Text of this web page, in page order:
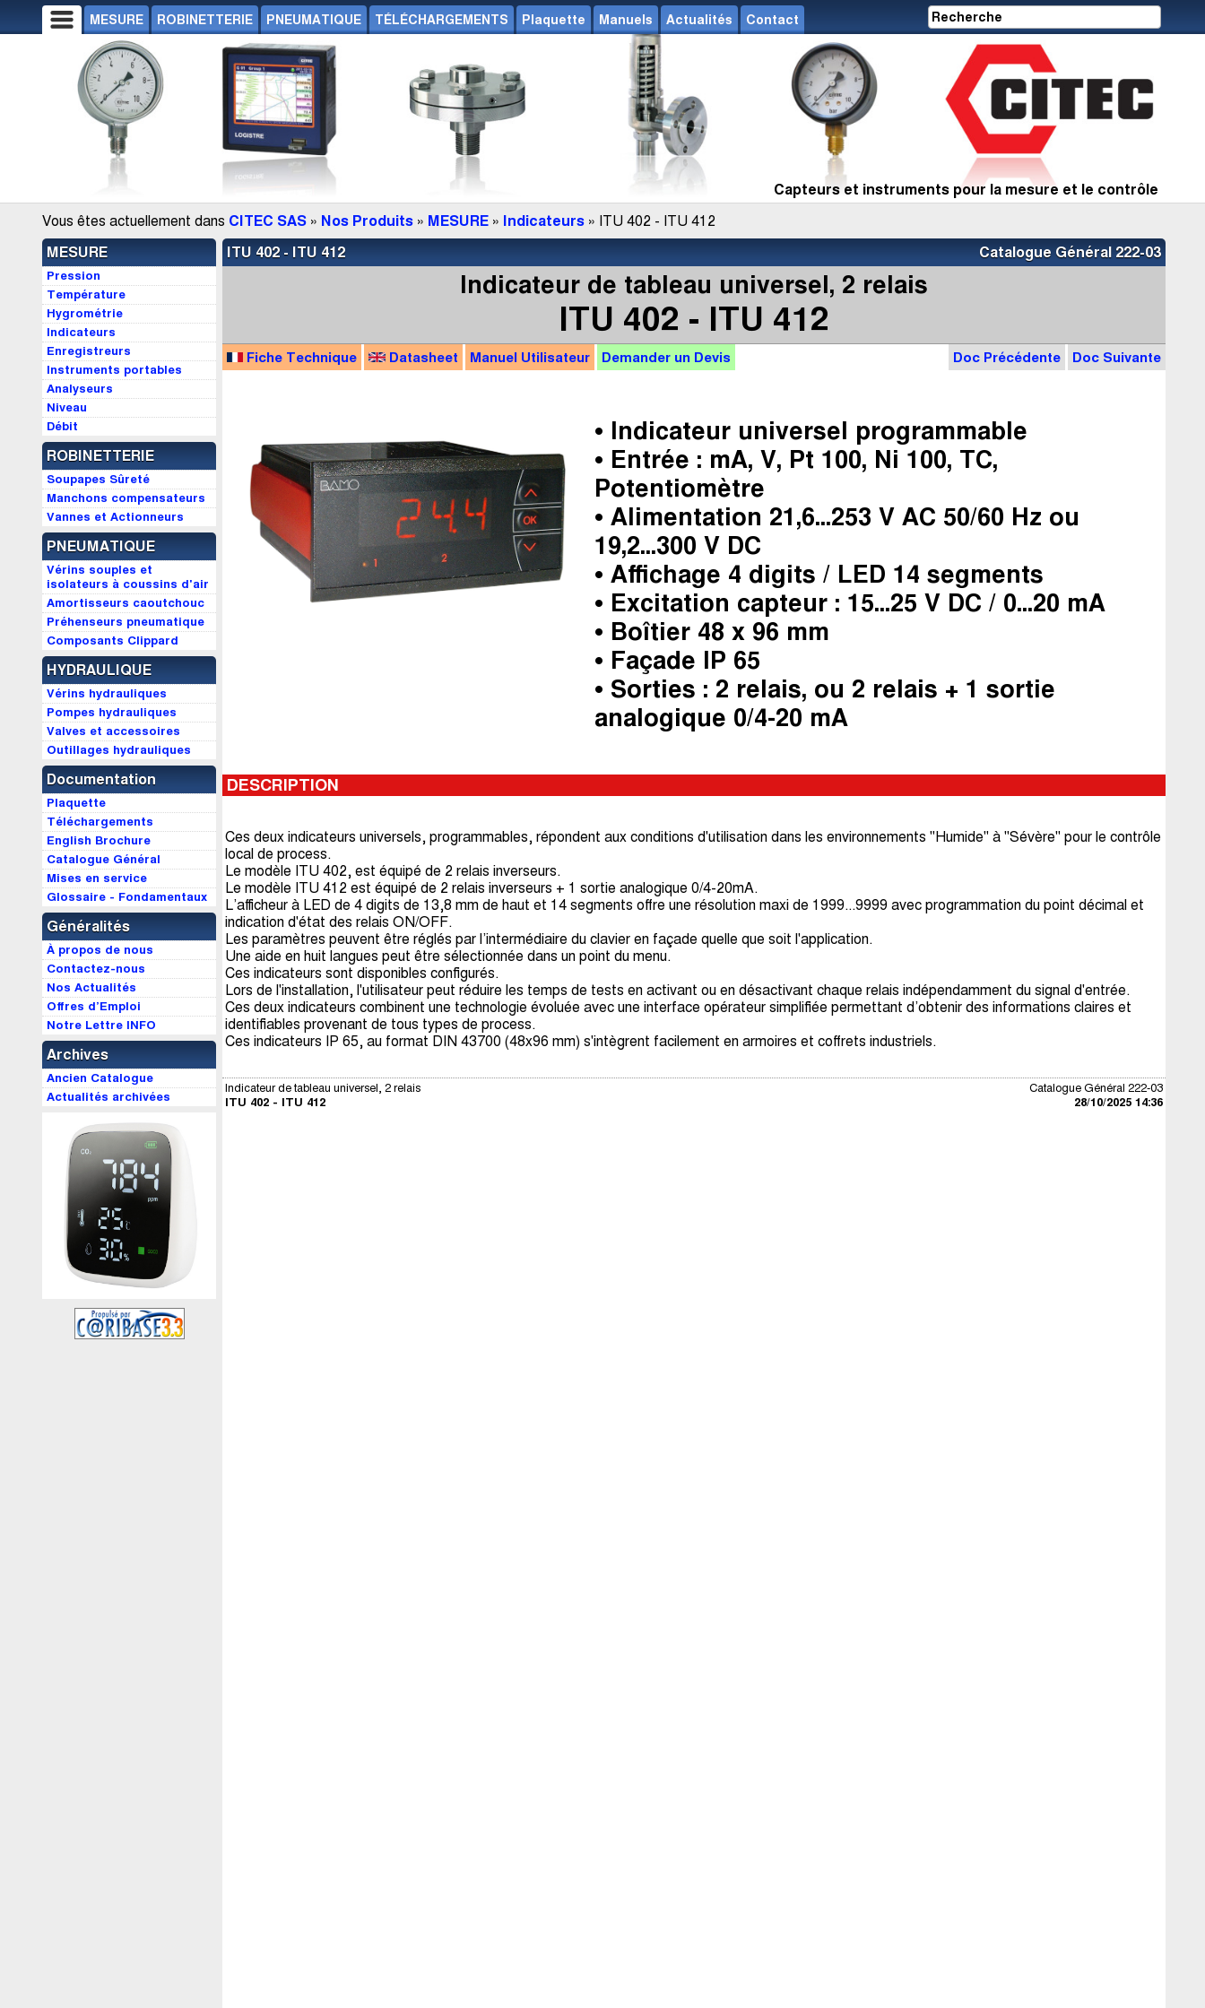
MESURE ROBINETTERIE PNEUMATIQUE TÉLÉCHARGEMENTS Plaquette Manuels Actualités Contact
Capteurs et instruments pour la mesure et le contrôle
Vous êtes actuellement dans CITEC SAS » Nos Produits » MESURE » Indicateurs » ITU 402 - ITU 412
MESURE
Pression
Température
Hygrométrie
Indicateurs
Enregistreurs
Instruments portables
Analyseurs
Niveau
Débit
ROBINETTERIE
Soupapes Sûreté
Manchons compensateurs
Vannes et Actionneurs
PNEUMATIQUE
Vérins souples et
isolateurs à coussins d'air
Amortisseurs caoutchouc
Préhenseurs pneumatique
Composants Clippard
HYDRAULIQUE
Vérins hydrauliques
Pompes hydrauliques
Valves et accessoires
Outillages hydrauliques
Documentation
Plaquette
Téléchargements
English Brochure
Catalogue Général
Mises en service
Glossaire - Fondamentaux
Généralités
À propos de nous
Contactez-nous
Nos Actualités
Offres d’Emploi
Notre Lettre INFO
Archives
Ancien Catalogue
Actualités archivées
Catalogue Général 222-03
ITU 402 - ITU 412
Indicateur de tableau universel, 2 relais
ITU 402 - ITU 412
Doc Précédente Doc Suivante
Fiche Technique Datasheet Manuel Utilisateur Demander un Devis
• Indicateur universel programmable
• Entrée : mA, V, Pt 100, Ni 100, TC,
Potentiomètre
• Alimentation 21,6...253 V AC 50/60 Hz ou
19,2...300 V DC
• Affichage 4 digits / LED 14 segments
• Excitation capteur : 15...25 V DC / 0...20 mA
• Boîtier 48 x 96 mm
• Façade IP 65
• Sorties : 2 relais, ou 2 relais + 1 sortie
analogique 0/4-20 mA
DESCRIPTION
Ces deux indicateurs universels, programmables, répondent aux conditions d'utilisation dans les environnements "Humide" à "Sévère" pour le contrôle
local de process.
Le modèle ITU 402, est équipé de 2 relais inverseurs.
Le modèle ITU 412 est équipé de 2 relais inverseurs + 1 sortie analogique 0/4-20mA.
L’afficheur à LED de 4 digits de 13,8 mm de haut et 14 segments offre une résolution maxi de 1999...9999 avec programmation du point décimal et
indication d'état des relais ON/OFF.
Les paramètres peuvent être réglés par l’intermédiaire du clavier en façade quelle que soit l'application.
Une aide en huit langues peut être sélectionnée dans un point du menu.
Ces indicateurs sont disponibles configurés.
Lors de l'installation, l'utilisateur peut réduire les temps de tests en activant ou en désactivant chaque relais indépendamment du signal d'entrée.
Ces deux indicateurs combinent une technologie évoluée avec une interface opérateur simplifiée permettant d’obtenir des informations claires et
identifiables provenant de tous types de process.
Ces indicateurs IP 65, au format DIN 43700 (48x96 mm) s'intègrent facilement en armoires et coffrets industriels.
Catalogue Général 222-03
28/10/2025 14:36
Indicateur de tableau universel, 2 relais
ITU 402 - ITU 412